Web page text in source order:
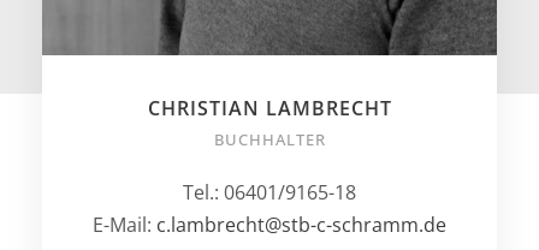
CHRISTIAN LAMBRECHT
BUCHHALTER
Tel.: 06401/9165-18
E-Mail: c.lambrecht@stb-c-schramm.de